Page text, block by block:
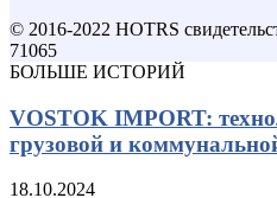
© 2016-2022 HOTRS
71065
БОЛЬШЕ ИСТОРИЙ
VOSTOK IMPORT:
грузовой и
18.10.2024